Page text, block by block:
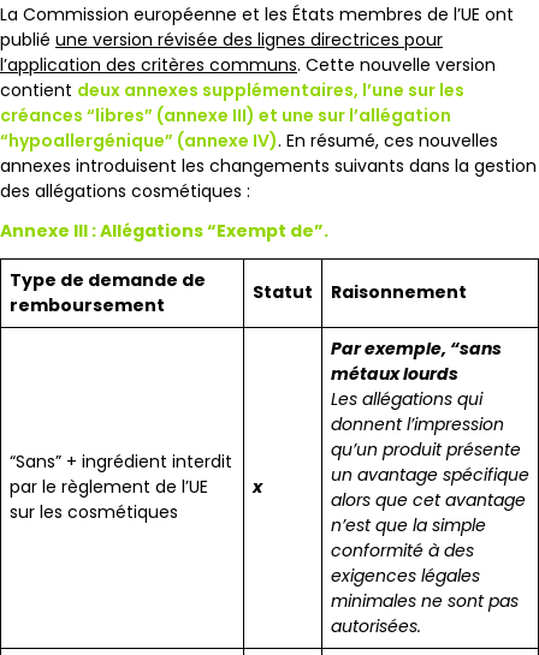
La Commission européenne et les États membres de l’UE ont
publié une version révisée des lignes directrices pour
l’application des critères communs. Cette nouvelle version
contient deux annexes supplémentaires, l’une sur les
créances “libres” (annexe III) et une sur l’allégation
“hypoallergénique” (annexe IV). En résumé, ces nouvelles
annexes introduisent les changements suivants dans la gestion
des allégations cosmétiques :
Annexe III : Allégations “Exempt de”.
Type de demande de
remboursement
Statut Raisonnement
“Sans” + ingrédient interdit
par le règlement de l’UE
sur les cosmétiques
x
Par exemple, “sans
métaux lourds
Les allégations qui
donnent l’impression
qu’un produit présente
un avantage spécifique
alors que cet avantage
n’est que la simple
conformité à des
exigences légales
minimales ne sont pas
autorisées.